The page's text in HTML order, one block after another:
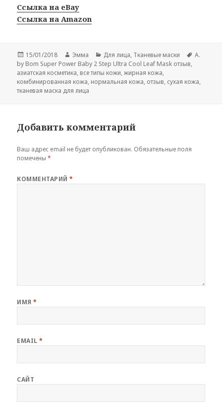
Ссылка на eBay
Ссылка на Amazon
Опубликовано
15/01/2018 Автор
Эмма Рубрики
Для лица, Тканевые маски Метки
A.
by Bom Super Power Baby 2 Step Ultra Cool Leaf Mask отзыв,
азиатская косметика, все типы кожи,жирная кожа,
комбинированная кожа, нормальная кожа, отзыв, сухая кожа,
тканевая маска для лица
Добавить комментарий
Ваш адрес email не будет опубликован. Обязательные поля
помечены*
КОММЕНТАРИЙ*
ИМЯ*
EMAIL*
САЙТ